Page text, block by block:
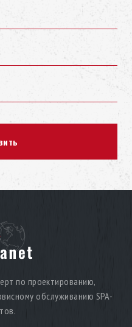
по проектированию,
обслуживанию SPA-